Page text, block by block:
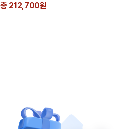
총 212,700원